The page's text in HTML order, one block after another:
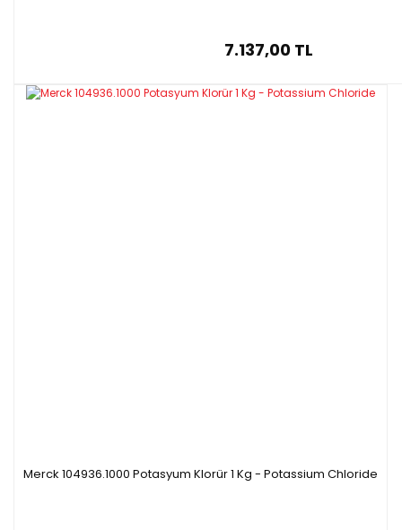
7.137,00 TL
Merck 104936.1000 Potasyum Klorür 1 Kg - Potassium Chloride